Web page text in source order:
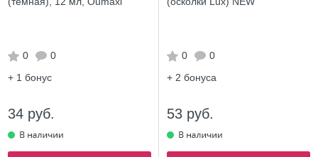
0
0
+ 1 бонус
34 руб.
0
0
+ 2 бонуса
53 руб.